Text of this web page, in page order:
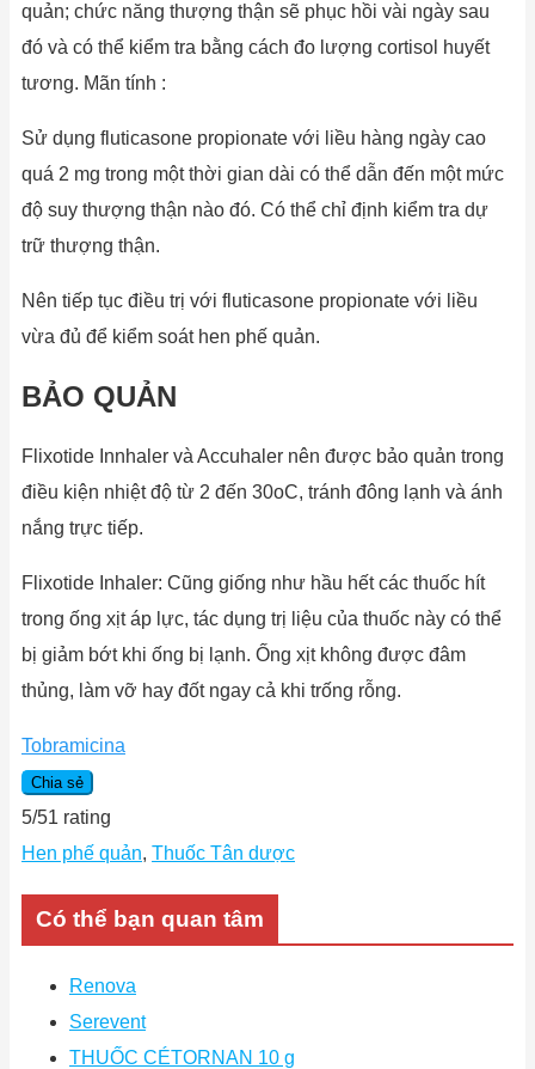
quản; chức năng thượng thận sẽ phục hồi vài ngày sau
đó và có thể kiểm tra bằng cách đo lượng cortisol huyết
tương. Mãn tính :
Sử dụng fluticasone propionate với liều hàng ngày cao
quá 2 mg trong một thời gian dài có thể dẫn đến một mức
độ suy thượng thận nào đó. Có thể chỉ định kiểm tra dự
trữ thượng thận.
Nên tiếp tục điều trị với fluticasone propionate với liều
vừa đủ để kiểm soát hen phế quản.
BẢO QUẢN
Flixotide Innhaler và Accuhaler nên được bảo quản trong
điều kiện nhiệt độ từ 2 đến 30oC, tránh đông lạnh và ánh
nắng trực tiếp.
Flixotide Inhaler: Cũng giống như hầu hết các thuốc hít
trong ống xịt áp lực, tác dụng trị liệu của thuốc này có thể
bị giảm bớt khi ống bị lạnh. Ống xịt không được đâm
thủng, làm vỡ hay đốt ngay cả khi trống rỗng.
Tobramicina
Chia sẻ
5/51 rating
Hen phế quản, Thuốc Tân dược
Có thể bạn quan tâm
Renova
Serevent
THUỐC CÉTORNAN 10 g